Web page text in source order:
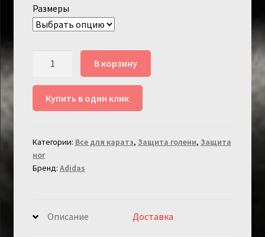
Размеры
Количество
Защита
голени
Adidas
WKF
SHIN
FOOT
В корзину
Купить в один клик
Категории: Все для каратэ, Защита голени, Защита
ног
Бренд: Adidas
Описание Доставка